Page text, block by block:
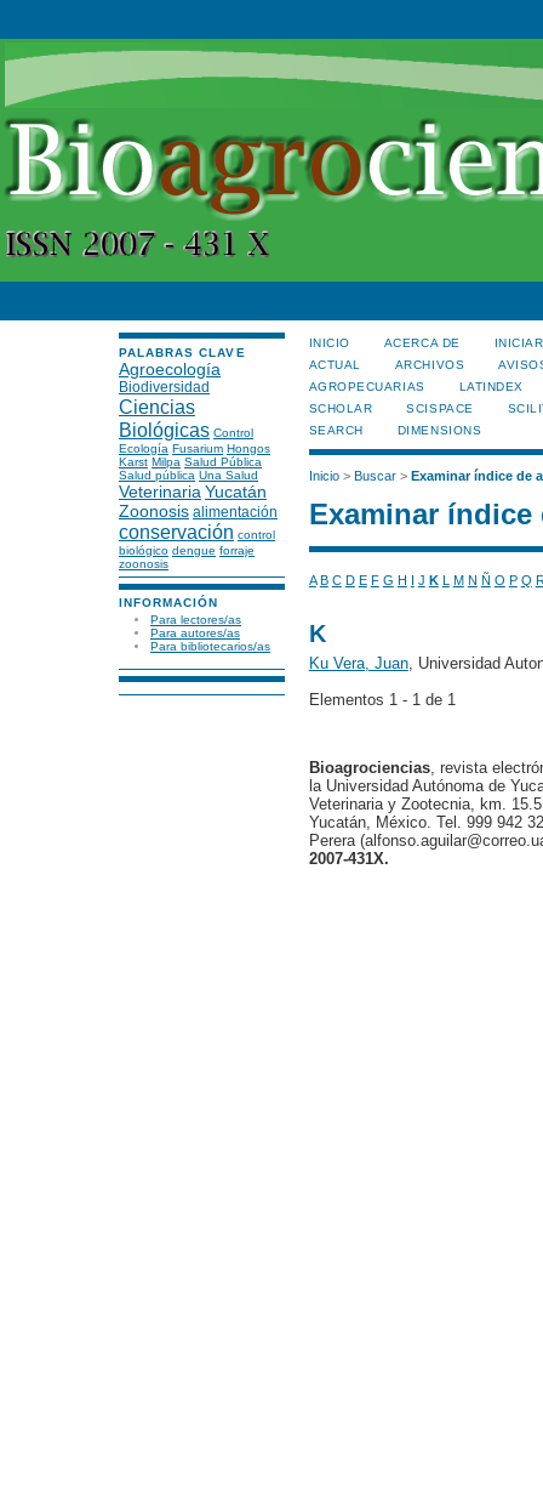
PALABRAS CLAVE
Agroecología
Biodiversidad
Ciencias
Biológicas Control
Ecología Fusarium Hongos
Karst Milpa Salud Pública
Salud pública Una Salud
Veterinaria Yucatán
Zoonosis alimentación
conservación control
biológico dengue forraje
zoonosis
INFORMACIÓN
Para lectores/as
Para autores/as
Para bibliotecarios/as
INICIO ACERCA DE
ACTUAL
ARCHIVOS
AGROPECUARIAS
LATINDEX
SCHOLAR
SCISPACE
SEARCH
DIMENSIONS
Inicio> Buscar> Examinar índice de
Examinar índice
A B C D E F G H I J K L M N Ñ O P Q
K
Ku Vera, Juan, Universidad
Elementos 1 - 1 de 1
Bioagrociencias, revista
la Universidad Autónoma de
Veterinaria y Zootecnia, km.
Yucatán, México. Tel. 999 942
Perera
2007-431X.